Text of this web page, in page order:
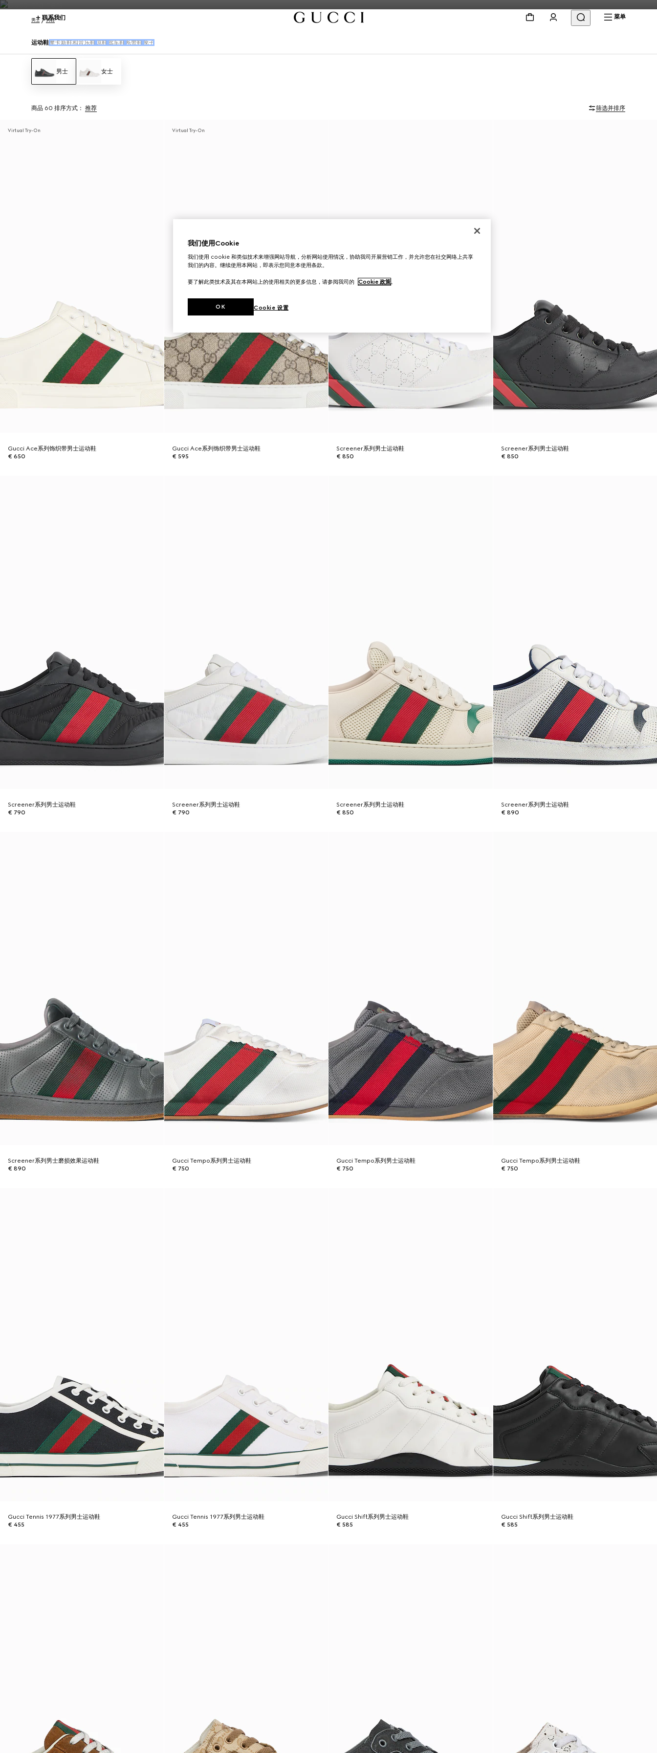
联系我们 菜单
男士 男鞋
运动鞋 摩卡新鞋和音乐鞋 凉鞋 驾车鞋 系带鞋 靴子
男士 女士
商品 60 排序方式： 推荐 筛选并排序
Virtual Try-On
Gucci Ace系列饰织带男士运动鞋
€ 650
Virtual Try-On
Gucci Ace系列饰织带男士运动鞋
€ 595
Screener系列男士运动鞋
€ 850
Screener系列男士运动鞋
€ 850
Screener系列男士运动鞋
€ 790
Screener系列男士运动鞋
€ 790
Screener系列男士运动鞋
€ 850
Screener系列男士运动鞋
€ 890
Screener系列男士磨损效果运动鞋
€ 890
Gucci Tempo系列男士运动鞋
€ 750
Gucci Tempo系列男士运动鞋
€ 750
Gucci Tempo系列男士运动鞋
€ 750
Gucci Tennis 1977系列男士运动鞋
€ 455
Gucci Tennis 1977系列男士运动鞋
€ 455
Gucci Shift系列男士运动鞋
€ 585
Gucci Shift系列男士运动鞋
€ 585
我们使用Cookie
我们使用 cookie 和类似技术来增强网站导航，分析网站使用情况，协助我司开展营销工作，并允许您在社交网络上共享
我们的内容。继续使用本网站，即表示您同意本使用条款。
要了解此类技术及其在本网站上的使用相关的更多信息，请参阅我司的 Cookie 政策。
Cookie 设置
OK